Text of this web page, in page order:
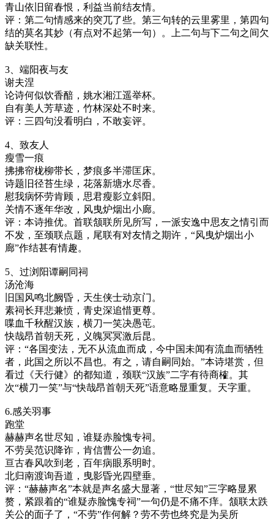
青山依旧留春恨，利益当前结友情。
评：第二句情感来的突兀了些。第三句转的云里雾里，第四句
结的莫名其妙（有点对不起第一句）。上二句与下二句之间欠
缺关联性。
3、端阳夜与友
谢夫涅
论诗何似饮香醅，姚水湘江遥举杯。
自有美人芳草迹，竹林深处不时来。
评：三四句没看明白，不敢妄评。
4、致友人
瘦雪一痕
拂拂帘栊柳带长，梦痕多半滞匡床。
诗题旧径苔生绿，花落新塘水尽香。
慰我病怀劳肯顾，思君瘦影立斜阳。
关情不逐年华改，风曳炉烟出小廊。
评：本诗推优。首联颔联所见所写，一派安逸中思友之情引而
不发，至颈联点题，尾联有对友情之期许，“风曳炉烟出小
廊”作结甚有情趣。
5、过浏阳谭嗣同祠
汤沧海
旧国风鸣北阙昏，天生侠士动京门。
素祠长拜悲兼愤，青史深追惜更尊。
喋血千秋醒汉族，横刀一笑决愚芚。
快哉昂首朝天死，义魄冥冥激后昆。
评：“各国变法，无不从流血而成，今中国未闻有流血而牺牲
者，此国之所以不昌也。有之，请自嗣同始。”本诗堪赏，但
看过《天行健》的都知道，颈联“汉族”二字有待商榷。其
次“横刀一笑”与“快哉昂首朝天死”语意略显重复。天字重。
6.感关羽事
跑堂
赫赫声名世尽知，谁疑赤脸愧专祠。
不劳吴范识降诈，肯信曹公一勿追。
亘古春风吹到老，百年病眼系明时。
北归南渡询吾道，曳影昏光四壁垂。
评：“赫赫声名”本就是声名盛大显著，“世尽知”三字略显累
赘，紧跟着的“谁疑赤脸愧专祠”一句仍是不痛不痒。颔联太跌
关公的面子了，“不劳”作何解？劳不劳也终究是为吴所